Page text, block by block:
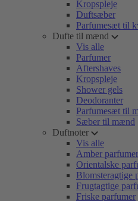
Kropspleje
Duftsæber
Parfumesæt til
Dufte til mænd
Vis alle
Parfumer
Aftershaves
Kropspleje
Shower gels
Deodoranter
Parfumesæt til
Sæber til mænd
Duftnoter
Vis alle
Amber parfumer
Orientalske
Blomsteragtige
Frugtagtige
Friske parfumer